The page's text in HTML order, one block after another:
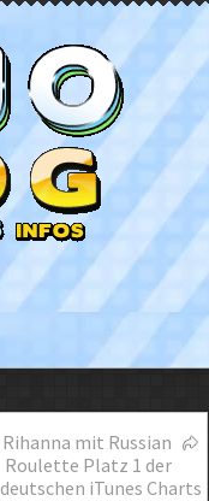
Rihanna mit Russian
Roulette Platz 1 der
deutschen iTunes Charts